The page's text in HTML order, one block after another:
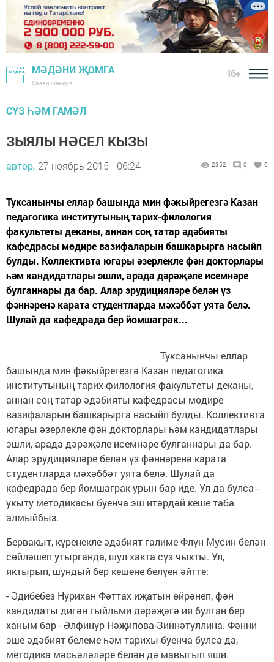
МӘДӘНИ ҖОМГА
Казан шәһәре
16+
СҮЗ ҺӘМ ГАМӘЛ
ЗЫЯЛЫ НӘСЕЛ КЫЗЫ
автор, 27 ноябрь 2015 - 06:24 2352 0 0
Туксанынчы еллар башында мин фәкыйрегезгә Казан
педагогика институтының тарих-филология
факультеты деканы, аннан соң татар әдәбияты
кафедрасы мөдире вазифаларын башкарырга насыйп
булды. Коллективта югары әзерлекле фән докторлары
һәм кандидатлары эшли, арада дәрәҗәле исемнәре
булганнары да бар. Алар эрудицияләре белән үз
фәннәренә карата студентларда мәхәббәт уята белә.
Шулай да кафедрада бер йомшаграк...
Туксанынчы еллар
башында мин фәкыйрегезгә Казан педагогика
институтының тарих-филология факультеты деканы,
аннан соң татар әдәбияты кафедрасы мөдире
вазифаларын башкарырга насыйп булды. Коллективта
югары әзерлекле фән докторлары һәм кандидатлары
эшли, арада дәрәҗәле исемнәре булганнары да бар.
Алар эрудицияләре белән үз фәннәренә карата
студентларда мәхәббәт уята белә. Шулай да
кафедрада бер йомшаграк урын бар иде. Ул да булса -
укыту методикасы буенча эш итәрдәй кеше таба
алмыйбыз.
Бервакыт, күренекле әдәбият галиме Флүн Мусин белән
сөйләшеп утырганда, шул хакта сүз чыкты. Ул,
яктырып, шундый бер кешене белүен әйтте:
- Әдибебез Нурихан Фәттах иҗатын өйрәнеп, фән
кандидаты дигән гыйльми дәрәҗәгә ия булган бер
ханым бар - Әлфинур Нәҗипова-Зиннәтуллина. Фәнни
эше әдәбият белеме һәм тарихы буенча булса да,
методика мәсьәләләре белән дә мавыгып яши.